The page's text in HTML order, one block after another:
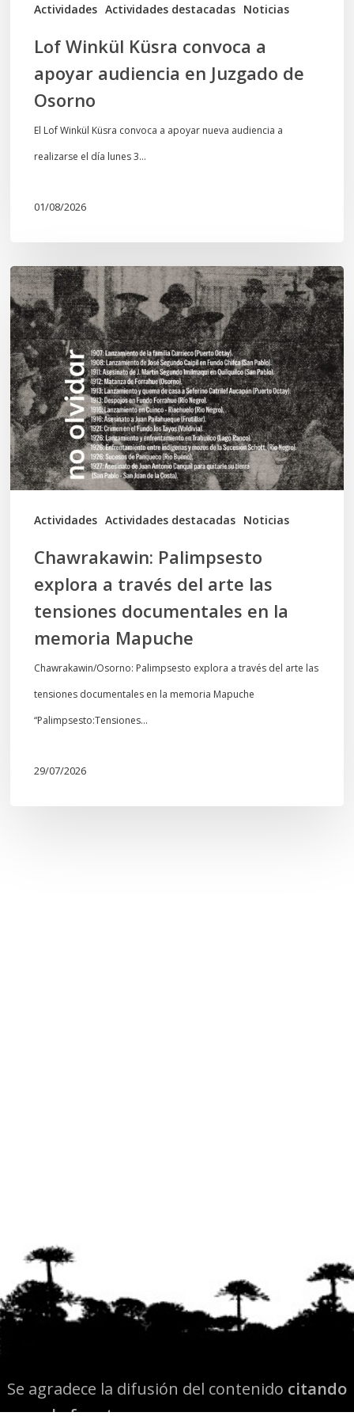
Actividades Actividades destacadas Noticias
Lof Winkül Küsra convoca a
apoyar audiencia en Juzgado de
Osorno
El Lof Winkül Küsra convoca a apoyar nueva audiencia a
realizarse el día lunes 3…
01/08/2026
Actividades Actividades destacadas Noticias
Chawrakawin:
Palimpsesto
explora
a
través
del
arte
las
tensiones
documentales
memoria
Mapuche
Chawrakawin: Palimpsesto
explora a través del arte las
tensiones documentales en la
memoria Mapuche
Chawrakawin/Osorno: Palimpsesto explora a través del arte las
tensiones documentales en la memoria Mapuche
“Palimpsesto:Tensiones…
29/07/2026
Se agradece la difusión del contenido citando